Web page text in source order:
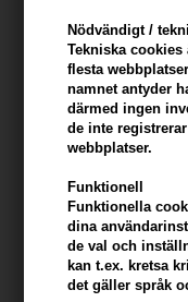
Nödvändigt /
Tekniska
flesta
namnet antyder
därmed ingen
de inte
webbplatser.
Funktionell
Funktionella
dina
de val och
kan t.ex. kretsa
det gäller språk
De 2
Aphro Celina
har sina fördelar.
klassiska, vilket
längre, mer,
princip förvänta
Serumet
snabbt, och du
dagen - och helst
från smuts och
applicerar ett så
bättre eller
serum. Dessutom